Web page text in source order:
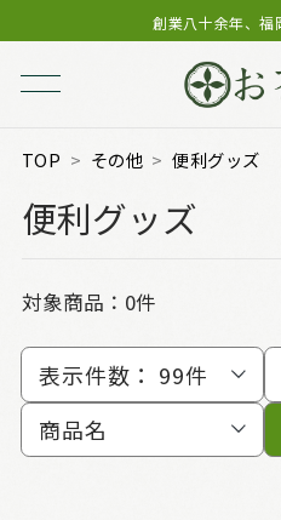
創業八十余年、福
TOP その他 便利グッズ
便利グッズ
対象商品：0件
表示件数： 99件
商品名